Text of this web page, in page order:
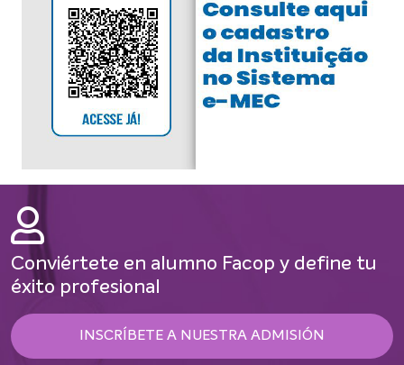
Conviértete en alumno Facop y define tu
éxito profesional
INSCRÍBETE A NUESTRA ADMISIÓN